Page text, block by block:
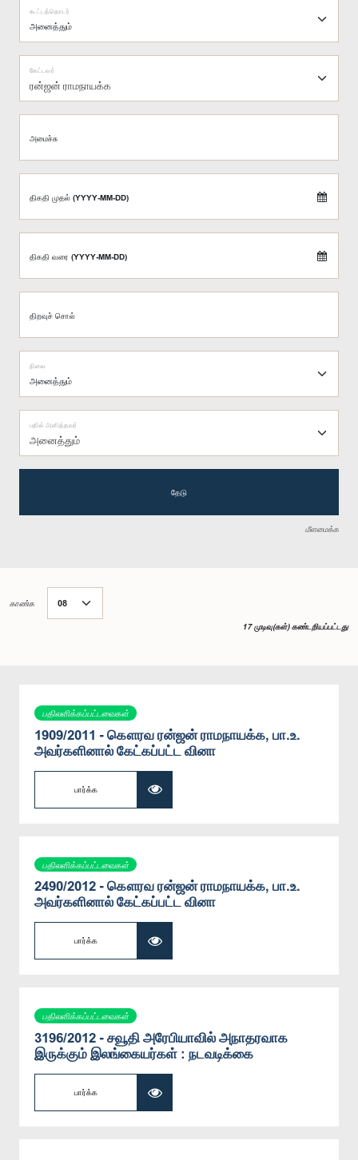
கூட்டத்தொடர்
ரன்ஜன் ராமநாயக்க
கேட்டவர்
அமைச்சு
திகதி முதல் (YYYY-MM-DD)
திகதி வரை (YYYY-MM-DD)
திறவுச் சொல்
நிலை
அனைத்தும்
பதில் அளித்தவர்
தேடு
மீளமைக்க
காண்க
17 முடிவு(கள்) கண்டறியப்பட்டது
பதிலளிக்கப்பட்டவைகள்
1909/2011 - கௌரவ ரன்ஜன் ராமநாயக்க, பா.உ.
அவர்களினால் கேட்கப்பட்ட வினா
பார்க்க
பதிலளிக்கப்பட்டவைகள்
2490/2012 - கௌரவ ரன்ஜன் ராமநாயக்க, பா.உ.
அவர்களினால் கேட்கப்பட்ட வினா
பார்க்க
பதிலளிக்கப்பட்டவைகள்
3196/2012 - சவூதி அரேபியாவில் அநாதரவாக
இருக்கும் இலங்கையர்கள் : நடவடிக்கை
பார்க்க